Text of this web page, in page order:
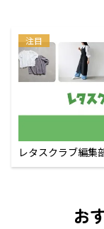
注目
レタスクラブ編集
お